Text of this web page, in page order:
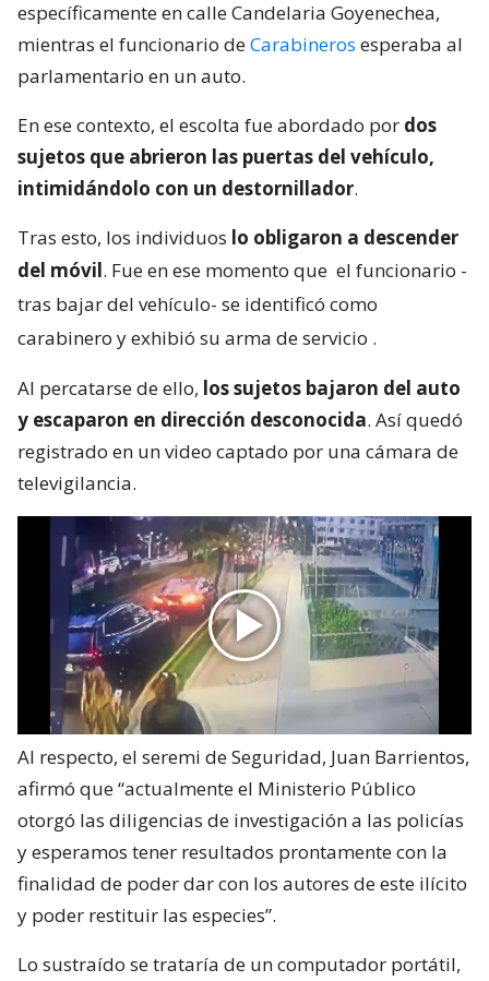
específicamente en calle Candelaria Goyenechea,
mientras el funcionario deCarabineros esperaba al
parlamentario en un auto.
En ese contexto, el escolta fue abordado por dos
sujetos que abrieron las puertas del vehículo,
intimidándolo con un destornillador.
Tras esto, los individuos lo obligaron a descender
del móvil. Fue en ese momento que el funcionario -
tras bajar del vehículo- se identificó como
carabinero y exhibió su arma de servicio .
Al percatarse de ello, los sujetos bajaron del auto
y escaparon en dirección desconocida. Así quedó
registrado en un video captado por una cámara de
televigilancia.
Al respecto, el seremi de Seguridad, Juan Barrientos,
afirmó que “actualmente el Ministerio Público
otorgó las diligencias de investigación a las policías
y esperamos tener resultados prontamente con la
finalidad de poder dar con los autores de este ilícito
y poder restituir las especies”.
Lo sustraído se trataría de un computador portátil,